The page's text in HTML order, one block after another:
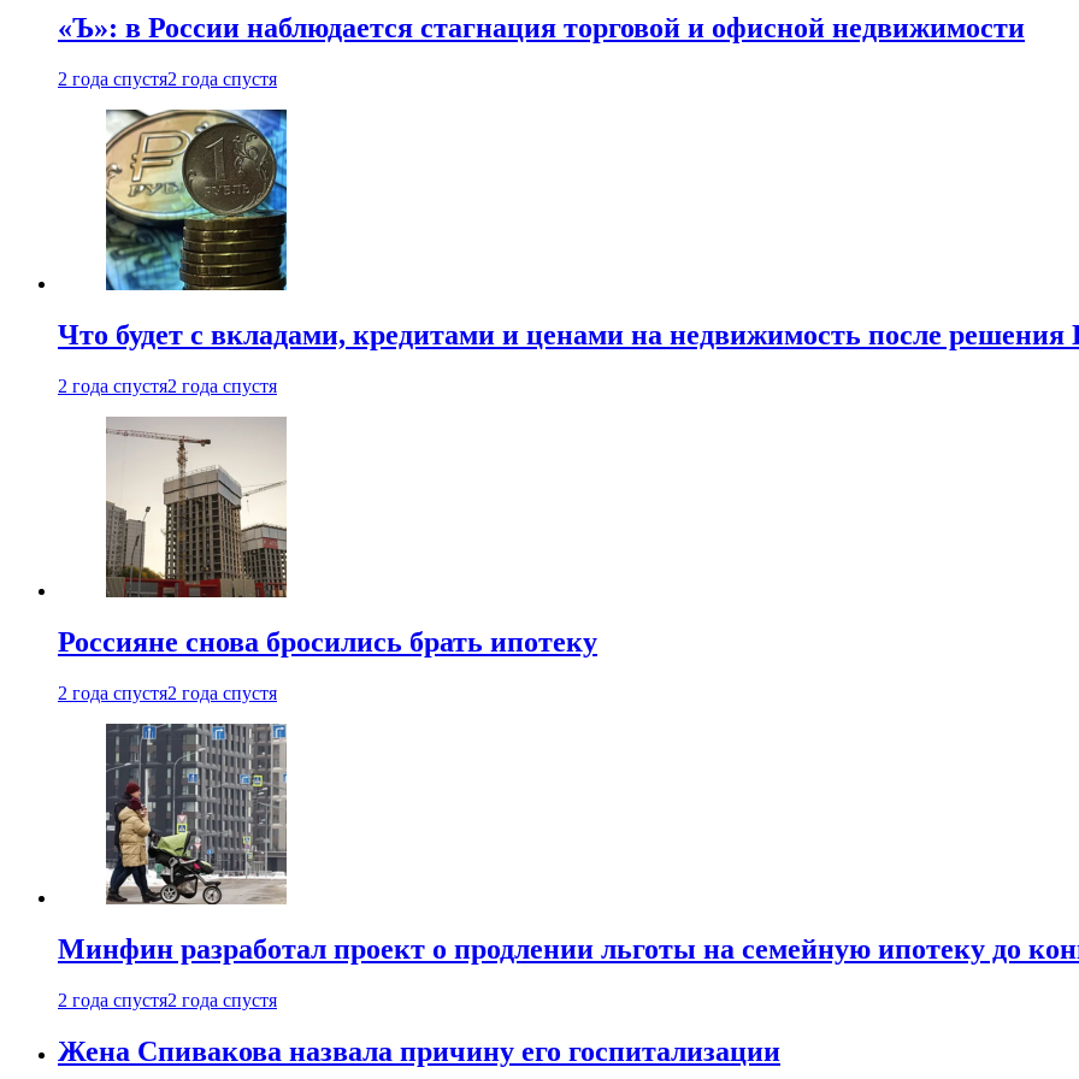
«Ъ»: в России наблюдается стагнация торговой и офисной недвижимости
2 года спустя2 года спустя
Что будет с вкладами, кредитами и ценами на недвижимость после
2 года спустя2 года спустя
Россияне снова бросились брать ипотеку
2 года спустя2 года спустя
Минфин разработал проект о продлении льготы на семейную ипотеку до
2 года спустя2 года спустя
Жена Спивакова назвала причину его госпитализации